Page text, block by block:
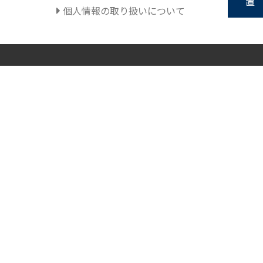
個人情報の取り扱いについて